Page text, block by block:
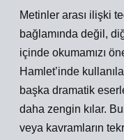
Metinler arası ilişki
bağlamında değil,
içinde okumamızı
Hamlet’inde
başka dramatik
daha zengin kılar.
veya kavramların